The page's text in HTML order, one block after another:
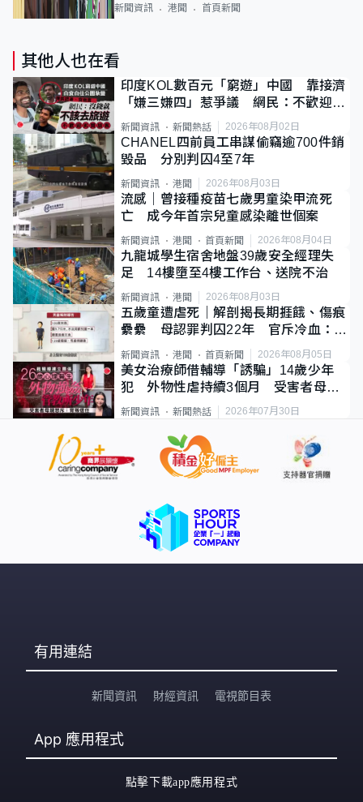
新聞資訊 港聞 首頁新聞
其他人也在看
印度KOL數百元「窮遊」中國 靠接濟
「嫌三嫌四」惹爭議 網民：不歡迎劣
質旅客
新聞資訊 新聞熱話 2026年08月02日
CHANEL四前員工串謀偷竊逾700件銷
毀品 分別判囚4至7年
新聞資訊 港聞 2026年08月03日
流感｜曾接種疫苗七歲男童染甲流死
亡 成今年首宗兒童感染離世個案
新聞資訊 港聞 首頁新聞 2026年08月04日
九龍城學生宿舍地盤39歲安全經理失
足 14樓墮至4樓工作台、送院不治
新聞資訊 港聞 2026年08月03日
五歲童遭虐死｜解剖揭長期捱餓、傷痕
纍纍 母認罪判囚22年 官斥冷血：同
類案最惡劣
新聞資訊 港聞 首頁新聞 2026年08月05日
美女治療師借輔導「誘騙」14歲少年
犯 外物性虐持續3個月 受害者母：
要保護其他人
新聞資訊 新聞熱話 2026年07月30日
有用連結
新聞資訊 財經資訊 電視節目表
App 應用程式
點擊下載app應用程式